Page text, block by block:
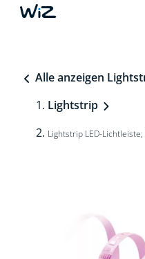
Alle anzeigen
Lightstrip
Lightstrip LED-